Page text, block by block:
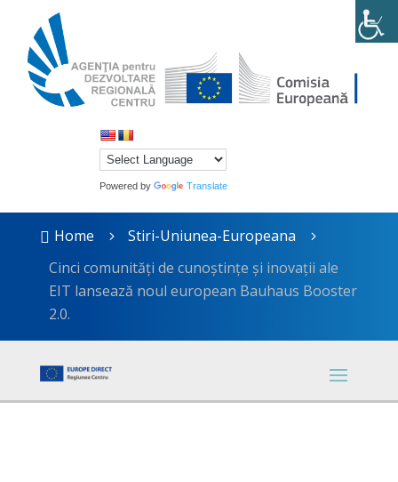
Powered by Translate
 Home 5 Stiri-Uniunea-Europeana 5
Cinci comunități de cunoștințe și inovații ale
EIT lansează noul european Bauhaus Booster
2.0.